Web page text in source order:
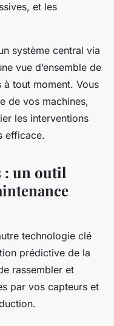
et les
système central via
vue d’ensemble de
à tout moment. Vous
de vos machines,
les interventions
efficace.
: un outil
technologie clé
prédictive de la
rassembler et
par vos capteurs et